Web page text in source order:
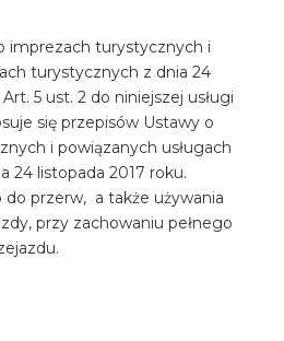
imprezach turystycznych i
turystycznych z dnia 24
5 ust. 2 do niniejszej usługi
się przepisów Ustawy o
i powiązanych usługach
24 listopada 2017 roku.
do przerw, a także używania
przy zachowaniu pełnego